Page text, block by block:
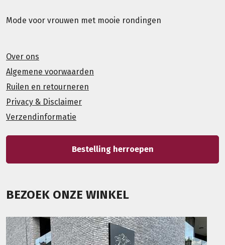
Mode voor vrouwen met mooie rondingen
Over ons
Algemene voorwaarden
Ruilen en retourneren
Privacy & Disclaimer
Verzendinformatie
Bestelling herroepen
BEZOEK ONZE WINKEL